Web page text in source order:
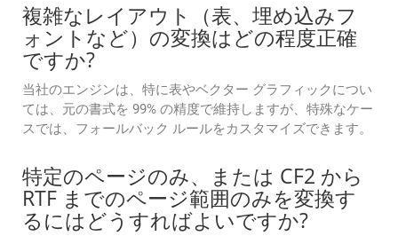
複雑なレイアウト（表、埋め込みフ
ォントなど）の変換はどの程度正確
ですか?
当社のエンジンは、特に表やベクター グラフィックについ
ては、元の書式を 99% の精度で維持しますが、特殊なケー
スでは、フォールバック ルールをカスタマイズできます。
特定のページのみ、または CF2 から
RTF までのページ範囲のみを変換す
るにはどうすればよいですか?